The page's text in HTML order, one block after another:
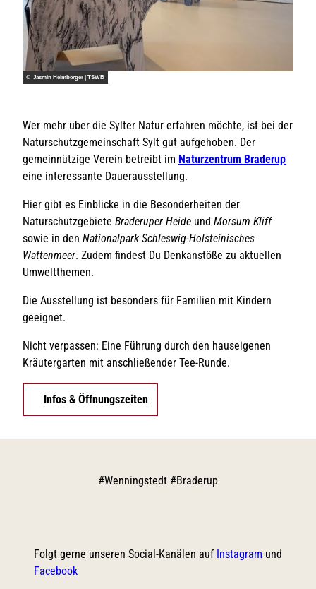
© Jasmin Heimberger | TSWB
Wer mehr über die Sylter Natur erfahren möchte, ist bei der
Naturschutzgemeinschaft Sylt gut aufgehoben. Der
gemeinnützige Verein betreibt im Naturzentrum Braderup
eine interessante Dauerausstellung.
Hier gibt es Einblicke in die Besonderheiten der
Naturschutzgebiete Braderuper Heide und Morsum Kliff
sowie in den Nationalpark Schleswig-Holsteinisches
Wattenmeer. Zudem findest Du Denkanstöße zu aktuellen
Umweltthemen.
Die Ausstellung ist besonders für Familien mit Kindern
geeignet.
Nicht verpassen: Eine Führung durch den hauseigenen
Kräutergarten mit anschließender Tee-Runde.
Infos & Öffnungszeiten
#Wenningstedt #Braderup
Folgt gerne unseren Social-Kanälen auf Instagram und
Facebook